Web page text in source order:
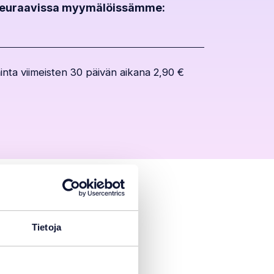
Tietoja
myymälöissämme:
viimeisten 30 päivän aikana 2,90 €
kW